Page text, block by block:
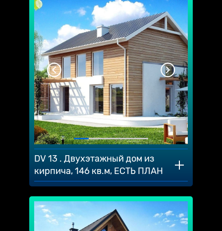
DV 13 . Двухэтажный дом из
кирпича, 146 кв.м, ЕСТЬ ПЛАН